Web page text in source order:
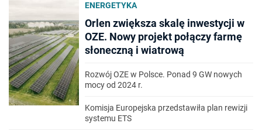
ENERGETYKA
Orlen zwiększa skalę inwestycji w
OZE. Nowy projekt połączy farmę
słoneczną i wiatrową
Rozwój OZE w Polsce. Ponad 9 GW nowych
mocy od 2024 r.
Komisja Europejska przedstawiła plan rewizji
systemu ETS